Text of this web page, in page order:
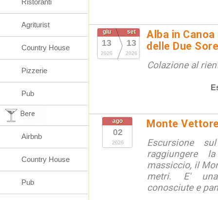
giu
13
2026
set
13
2026
Alba in
delle Due
Colazione al
ago
02
2026
Monte
Escursione
raggiungere
massiccio, il
metri. E'
conosciute e
Ristoranti
Agriturist
Country House
Pizzerie
Pub
Bere
Airbnb
Country House
Pub